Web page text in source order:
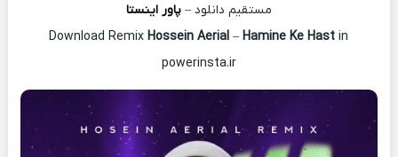
مستقیم دانلود – پاور اینستا
Hossein Aerial – Hamine Ke Hast in
powerinsta.ir